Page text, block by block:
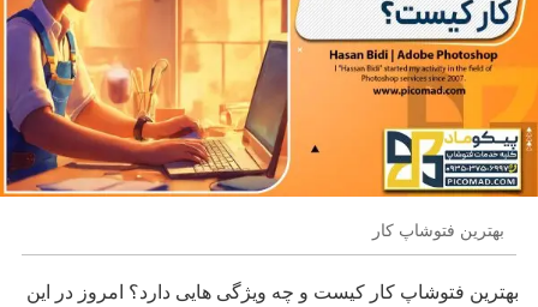
بهترین فتوشاپ کار
بهترین فتوشاپ کار کیست و چه ویژگی هایی دارد؟ امروز در این